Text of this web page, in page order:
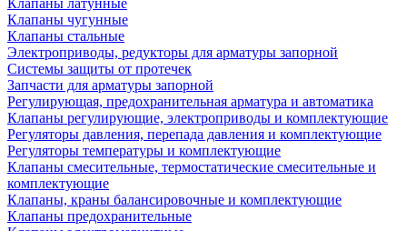
Клапаны латунные
Клапаны чугунные
Клапаны стальные
Электроприводы, редукторы для арматуры запорной
Системы защиты от протечек
Запчасти для арматуры запорной
Регулирующая, предохранительная арматура и автоматика
Клапаны регулирующие, электроприводы и комплектующие
Регуляторы давления, перепада давления и комплектующие
Регуляторы температуры и комплектующие
Клапаны смесительные, термостатические смесительные и
комплектующие
Клапаны, краны балансировочные и комплектующие
Клапаны предохранительные